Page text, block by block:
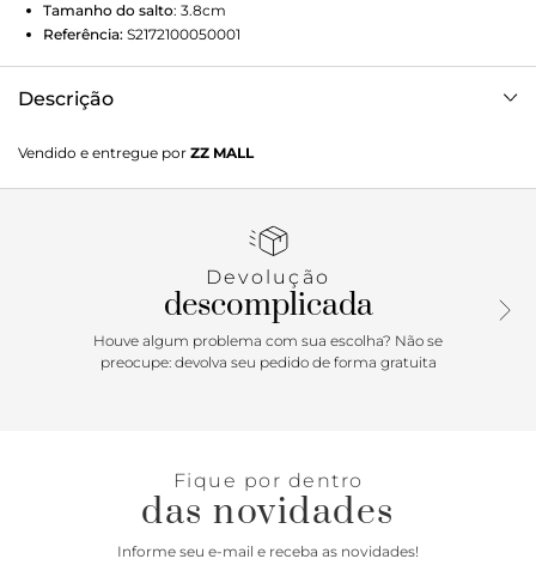
Tamanho do salto: 3.8cm
Referência: S2172100050001
Descrição
o mood rock da construção de couro e das correntes na
lateral – despojada e moderna para te acompanhar em
Vendido e entregue por ZZ MALL
Devolução
descomplicada
Houve algum problema com sua escolha? Não se
preocupe: devolva seu pedido de forma gratuita
Fique por dentro
das novidades
Informe seu e-mail e receba as novidades!